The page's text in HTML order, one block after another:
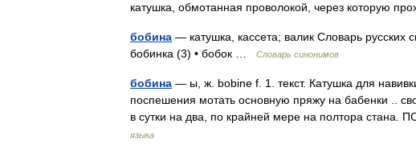
катушка, обмотанная проволокой, через которую
бобина — катушка, кассета; валик Словарь
бобинка (3) • бобок …
Словарь синонимов
бобина — ы, ж. bobine f. 1. текст. Катушка для
поспешения мотать основную пряжу на бабенки ..
в сутки на два, по крайней мере на полтора
языка